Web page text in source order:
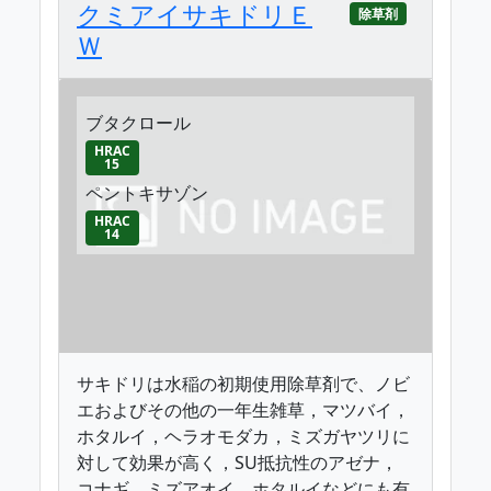
クミアイサキドリＥ
Ｗ
除草剤
ブタクロール
HRAC
15
ペントキサゾン
HRAC
14
サキドリは水稲の初期使用除草剤で、ノビ
エおよびその他の一年生雑草，マツバイ，
ホタルイ，ヘラオモダカ，ミズガヤツリに
対して効果が高く，SU抵抗性のアゼナ，